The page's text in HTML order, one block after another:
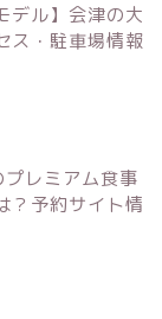
デル】会津の大
ス・駐車場情報
プレミアム食事
？予約サイト情